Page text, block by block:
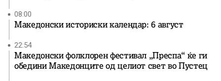
08:00
Македонски историски календар: 6 август
22:54
Македонски фолклорен фестивал „Преспа“ ќе ги
обедини Македонците од целиот свет во Пустец